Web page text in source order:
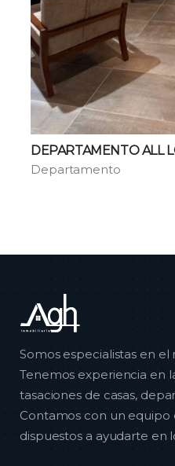
DEPARTAMENTO ALL
Departamento
Somos especialistas en
Tenemos experiencia en
tasaciones de casas,
Contamos con un equipo
dispuestos a ayudarte en